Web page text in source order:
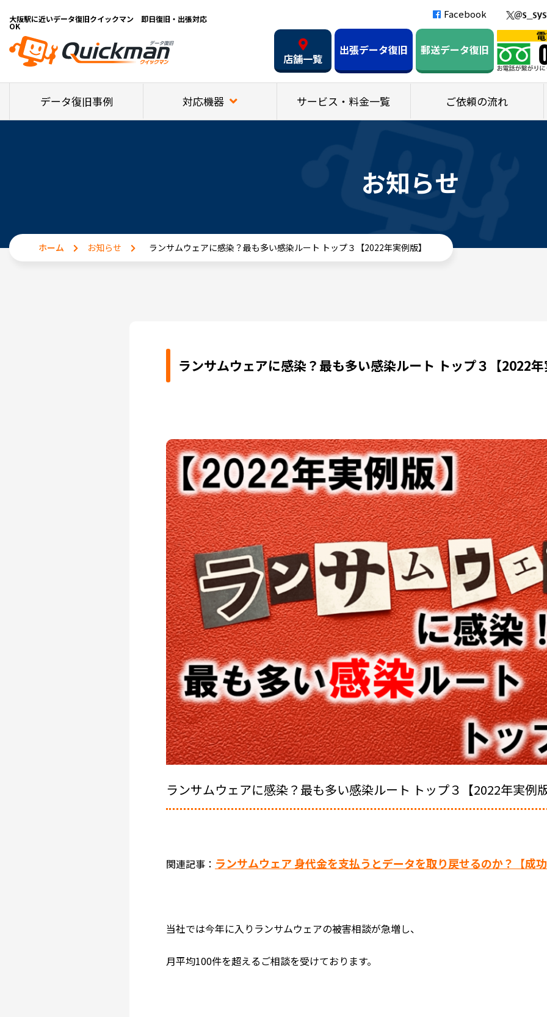
大阪駅に近いデータ復旧クイックマン 即日復旧・出張対応
OK
Facebook
店舗一覧
出張データ復旧 郵送データ復旧
データ復旧事例 対応機器 サービス・料金一覧 ご依頼の流れ
お知らせ
ホーム お知らせ ランサムウェアに感染？最も多い感染ルート トップ３【2022年実例版】
ランサムウェアに感染？最も多い感染ルート トップ３【2022
ランサムウェアに感染？最も多い感染ルート トップ３【2022年実例
関連記事： ランサムウェア 身代金を支払うとデータを取り戻せるのか？【成
当社では今年に入りランサムウェアの被害相談が急増し、
月平均100件を超えるご相談を受けております。